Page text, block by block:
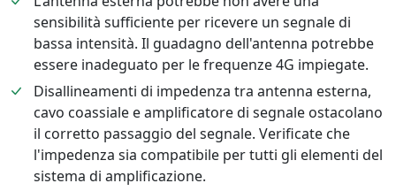
sensibilità sufficiente per ricevere un segnale di
bassa intensità. Il guadagno dell'antenna potrebbe
essere inadeguato per le frequenze 4G impiegate.
Disallineamenti di impedenza tra antenna esterna,
cavo coassiale e amplificatore di segnale ostacolano
il corretto passaggio del segnale. Verificate che
l'impedenza sia compatibile per tutti gli elementi del
sistema di amplificazione.